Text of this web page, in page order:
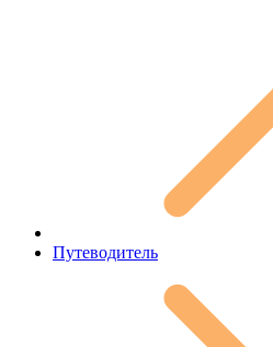
Путеводитель